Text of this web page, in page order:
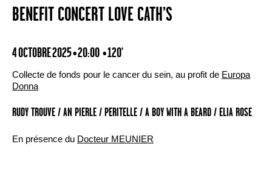
BENEFIT CONCERT LOVE CATH’S
4 OCTOBRE 2025 • 20:00 • 120'
Collecte de fonds pour le cancer du sein, au profit de Europa
Donna
RUDY TROUVE / AN PIERLE / PERITELLE / A BOY WITH A BEARD / ELIA ROSE
En présence du Docteur MEUNIER